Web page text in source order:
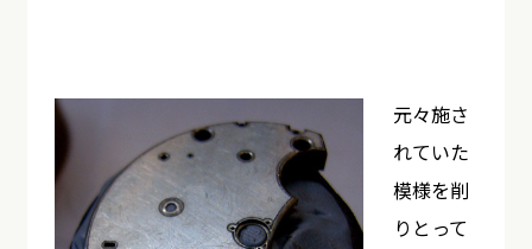
元々施さ
れていた
模様を削
りとって